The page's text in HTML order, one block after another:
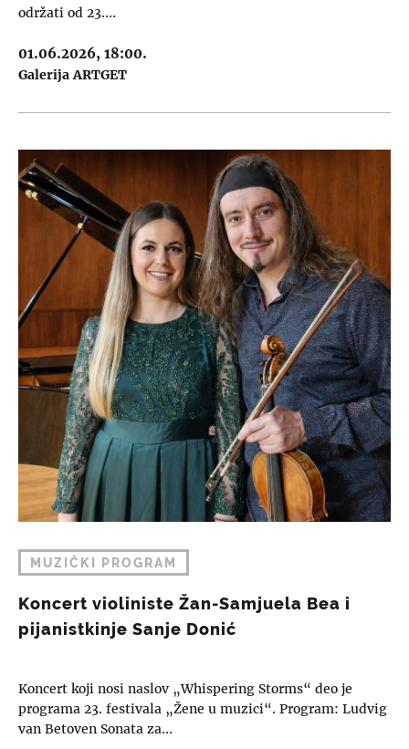
održati od 23.…
01.06.2026, 18:00.
Galerija ARTGET
MUZIČKI PROGRAM
Koncert violiniste Žan-Samjuela Bea i
pijanistkinje Sanje Donić
Koncert koji nosi naslov „Whispering Storms“ deo je
programa 23. festivala „Žene u muzici“. Program: Ludvig
van Betoven Sonata za…